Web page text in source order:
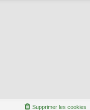
Supprimer les cookies